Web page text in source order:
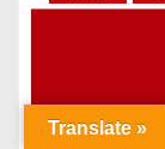
Translate »